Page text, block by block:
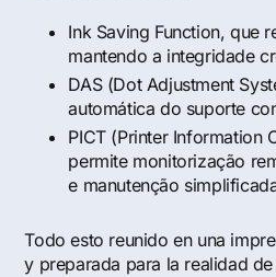
Ink Saving Function, que
mantendo a integridade
DAS (Dot Adjustment
automática do suporte
PICT (Printer Information
permite monitorização
e manutenção
Todo esto reunido en una
y preparada para la realidad